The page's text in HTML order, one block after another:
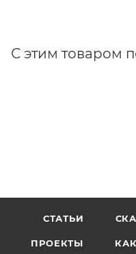
С этим товаром
СТАТЬИ
ПРОЕКТЫ